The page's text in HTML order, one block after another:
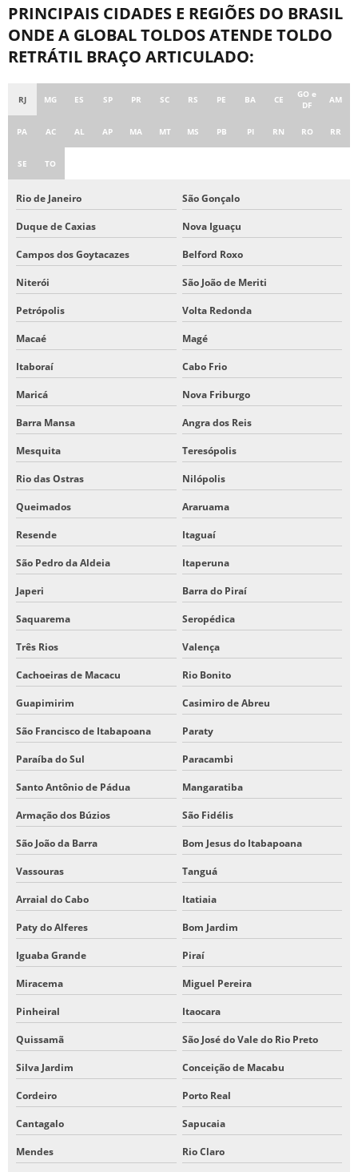
TOLDOS RETRÁTIL DE LONA PREÇO
PRINCIPAIS CIDADES E REGIÕES DO BRASIL
ONDE A GLOBAL TOLDOS ATENDE TOLDO
RETRÁTIL BRAÇO ARTICULADO:
RJ MG ES SP PR SC RS PE BA CE
GO e
DF
AM
PA AC AL AP MA MT MS PB PI RN RO RR
SE TO
Rio de Janeiro São Gonçalo
Duque de Caxias Nova Iguaçu
Campos dos Goytacazes Belford Roxo
Niterói São João de Meriti
Petrópolis Volta Redonda
Macaé Magé
Itaboraí Cabo Frio
Maricá Nova Friburgo
Barra Mansa Angra dos Reis
Mesquita Teresópolis
Rio das Ostras Nilópolis
Queimados Araruama
Resende Itaguaí
São Pedro da Aldeia Itaperuna
Japeri Barra do Piraí
Saquarema Seropédica
Três Rios Valença
Cachoeiras de Macacu Rio Bonito
Guapimirim Casimiro de Abreu
São Francisco de Itabapoana Paraty
Paraíba do Sul Paracambi
Santo Antônio de Pádua Mangaratiba
Armação dos Búzios São Fidélis
São João da Barra Bom Jesus do Itabapoana
Vassouras Tanguá
Arraial do Cabo Itatiaia
Paty do Alferes Bom Jardim
Iguaba Grande Piraí
Miracema Miguel Pereira
Pinheiral Itaocara
Quissamã São José do Vale do Rio Preto
Silva Jardim Conceição de Macabu
Cordeiro Porto Real
Cantagalo Sapucaia
Mendes Rio Claro